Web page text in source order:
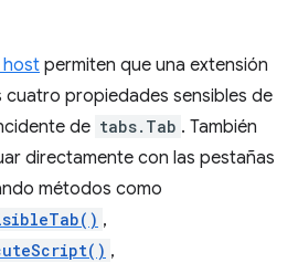
host permiten que una extensión
cuatro propiedades sensibles de
de tabs.Tab . También
directamente con las pestañas
métodos como
,
,